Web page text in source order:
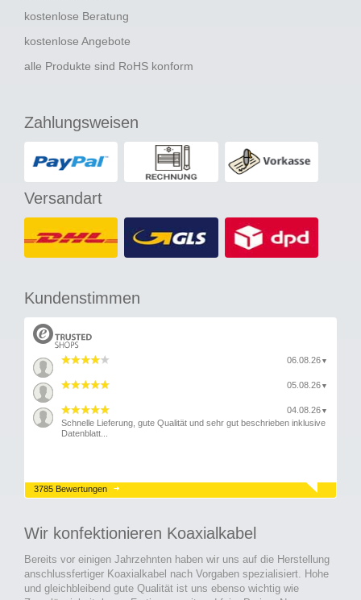
kostenlose Beratung
kostenlose Angebote
alle Produkte sind RoHS konform
Zahlungsweisen
Versandart
Kundenstimmen
06.08.26 ▼
05.08.26 ▼
04.08.26 ▼
Schnelle Lieferung, gute Qualität und sehr gut beschrieben inklusive
Datenblatt...
3785 Bewertungen
Wir konfektionieren Koaxialkabel
Bereits vor einigen Jahrzehnten haben wir uns auf die Herstellung
anschlussfertiger Koaxialkabel nach Vorgaben spezialisiert. Hohe
und gleichbleibend gute Qualität ist uns ebenso wichtig wie